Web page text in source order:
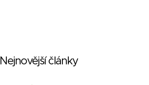
Nejnovější články